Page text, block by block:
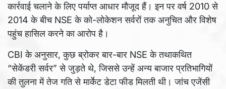
कार्रवाई चलाने के लिए पर्याप्त आधार मौजूद हैं। इन पर वर्ष 2010 से
2014 के बीच NSE के को-लोकेशन सर्वरों तक अनुचित और विशेष
पहुंच हासिल करने का आरोप है।
CBI के अनुसार, कुछ ब्रोकर बार-बार NSE के तथाकथित
“सेकेंडरी सर्वर” से जुड़ते थे, जिससे उन्हें अन्य बाजार प्रतिभागियों
की तुलना में तेज गति से मार्केट डेटा फीड मिलती थी। जांच एजेंसी